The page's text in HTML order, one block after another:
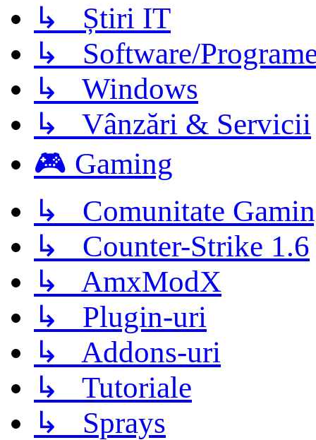
↳ Știri IT
↳ Software/
↳ Windows
↳ Vânzări & Servicii
🎮 Gaming
↳ Comunitate
↳ Counter-Strike 1.6
↳ AmxModX
↳ Plugin-uri
↳ Addons-uri
↳ Tutoriale
↳ Sprays